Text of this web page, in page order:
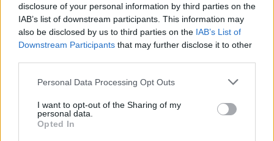
disclosure of your personal information by third parties on the
IAB’s list of downstream participants. This information may
also be disclosed by us to third parties on the IAB’s List of
Downstream Participants that may further disclose it to other
Personal Data Processing Opt Outs
I want to opt-out of the Sharing of my
personal data.
Opted In
8 Αυγούστου 2026 11:42
ΔΙΆΦΟΡΑ
Κίσαμος: «Η πρώτη μας νύχτα» – Μια
8 Αυγούστου 2026 08:30
ΓΕΎΣΗ - ΨΥΧΑΓΩΓΊΑ • ΔΉΜΟΣ ΚΙΣΆΜΟΥ